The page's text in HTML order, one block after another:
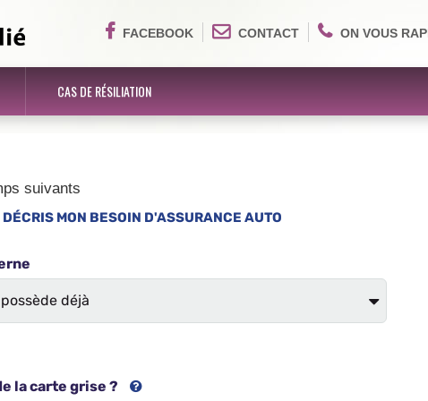
FACEBOOK CONTACT ON VOUS
CAS DE RÉSILIATION
suivants